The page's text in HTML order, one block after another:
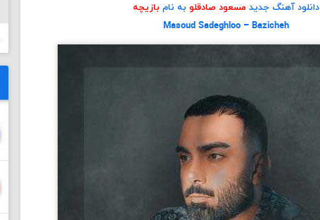
دانلود آهنگ جدیدمسعود صادقلوبه نام بازیچه
Masoud Sadeghloo – Bazicheh